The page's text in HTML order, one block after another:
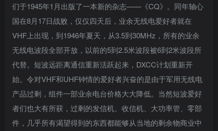
们于1945年1月出版了一本新的杂志——《CQ》。同年轴心
国在8月17日战败，仅仅四天后，业余无线电爱好者就在
VHF上出现，到1946年夏天，从3.5到30MHz，所有的业余
无线电波段全部开放，以前的5到2.5米波段被6到2米波段所
代替。短波远距离通信重新活跃起来，DXCC计划重新开
始。令对VHF和UHF钟情的爱好者兴奋的是由于军用无线电
产品过剩，组件一部业余电台价格大大降低。当然短波爱好
者们也大有所获，过剩的发信机、收信机、大功率管、零部
件，几乎所有渴望得到的东西都能够从当地的剩余物商业中